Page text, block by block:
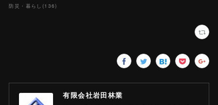
防災・暮らし (136)
有限会社岩田林業